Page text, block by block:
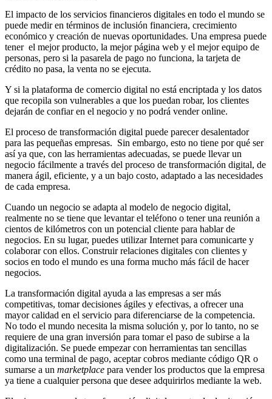
El impacto de los servicios financieros digitales en todo el mundo se
puede medir en términos de inclusión financiera, crecimiento
económico y creación de nuevas oportunidades. Una empresa puede
tener el mejor producto, la mejor página web y el mejor equipo de
personas, pero si la pasarela de pago no funciona, la tarjeta de
crédito no pasa, la venta no se ejecuta.
Y si la plataforma de comercio digital no está encriptada y los datos
que recopila son vulnerables a que los puedan robar, los clientes
dejarán de confiar en el negocio y no podrá vender online.
El proceso de transformación digital puede parecer desalentador
para las pequeñas empresas. Sin embargo, esto no tiene por qué ser
así ya que, con las herramientas adecuadas, se puede llevar un
negocio fácilmente a través del proceso de transformación digital, de
manera ágil, eficiente, y a un bajo costo, adaptado a las necesidades
de cada empresa.
Cuando un negocio se adapta al modelo de negocio digital,
realmente no se tiene que levantar el teléfono o tener una reunión a
cientos de kilómetros con un potencial cliente para hablar de
negocios. En su lugar, puedes utilizar Internet para comunicarte y
colaborar con ellos. Construir relaciones digitales con clientes y
socios en todo el mundo es una forma mucho más fácil de hacer
negocios.
La transformación digital ayuda a las empresas a ser más
competitivas, tomar decisiones ágiles y efectivas, a ofrecer una
mayor calidad en el servicio para diferenciarse de la competencia.
No todo el mundo necesita la misma solución y, por lo tanto, no se
requiere de una gran inversión para tomar el paso de subirse a la
digitalización. Se puede empezar con herramientas tan sencillas
como una terminal de pago, aceptar cobros mediante código QR o
sumarse a un marketplace para vender los productos que la empresa
ya tiene a cualquier persona que desee adquirirlos mediante la web.